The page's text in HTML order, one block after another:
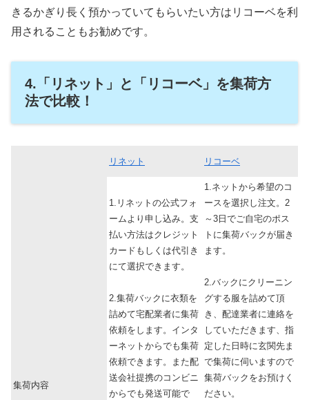
きるかぎり長く預かっていてもらいたい方はリコーベを利
用されることもお勧めです。
4.「リネット」と「リコーベ」を集荷方
法で比較！
リネット リコーベ
集荷内容
1.リネットの公式フォ
ームより申し込み。支
払い方法はクレジット
カードもしくは代引き
にて選択できます。
2.集荷バックに衣類を
詰めて宅配業者に集荷
依頼をします。インタ
ーネットからでも集荷
依頼できます。また配
送会社提携のコンビニ
からでも発送可能で
1.ネットから希望のコ
ースを選択し注文。2
～3日でご自宅のポス
トに集荷バックが届き
ます。
2.バックにクリーニン
グする服を詰めて頂
き、配達業者に連絡を
していただきます、指
定した日時に玄関先ま
で集荷に伺いますので
集荷バックをお預けく
ださい。